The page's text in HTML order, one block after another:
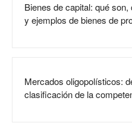
Bienes de capital: qué
y ejemplos de bienes de
Mercados oligopolísticos:
clasificación de la